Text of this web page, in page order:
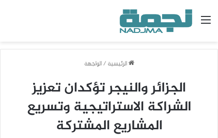
القائمة
الرئيسية / الواجهة
الجزائر والنيجر تؤكدان تعزيز
الشراكة الاستراتيجية وتسريع
المشاريع المشتركة